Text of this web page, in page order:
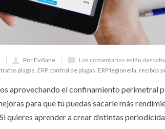
Por EviSane Los comentarios están
plagas, ERP control de plagas, ERP legionella, recibos
aprovechando el confinamiento perimetral
para que tú puedas sacarle más
Si quieres aprender a crear distintas